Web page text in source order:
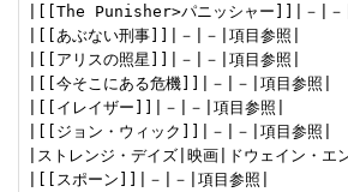
|[[The Punisher>パニッシャー]]|－|－|
|[[あぶない刑事]]|－|－|項目参照|
|[[アリスの照星]]|－|－|項目参照|
|[[今そこにある危機]]|－|－|項目参照|
|[[イレイザー]]|－|－|項目参照|
|[[ジョン・ウィック]]|－|－|項目参照|
|ストレンジ・デイズ|映画|ドウェイン・エ
|[[スポーン]]|－|－|項目参照|